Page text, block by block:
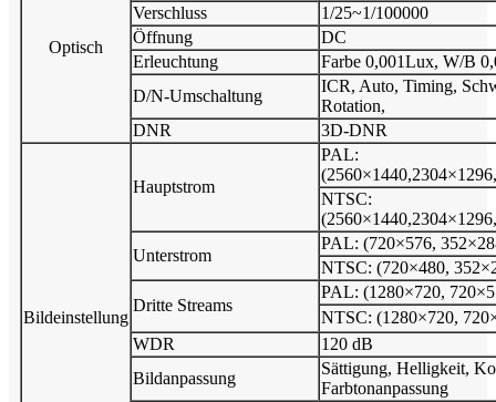
Optisch
Verschluss
1/25~1/100000
Öffnung
DC
Erleuchtung
Farbe 0,001Lux, W/B
D/N-Umschaltung
ICR, Auto, Timing,
Rotation,
DNR
3D-DNR
Bildeinstellung
Hauptstrom
PAL:
NTSC:
Unterstrom
PAL: (720×576,
NTSC: (720×480,
Dritte Streams
PAL: (1280×720,
NTSC: (1280×720,
WDR
120 dB
Bildanpassung
Sättigung, Helligkeit,
Farbtonanpassung